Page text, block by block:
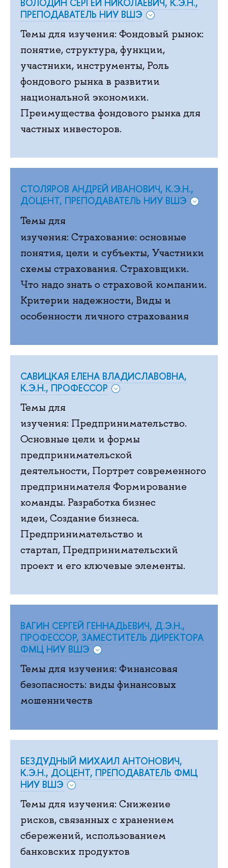
ВОЛОДИН СЕРГЕЙ НИКОЛАЕВИЧ, К.Э.Н.,
ПРЕПОДАВАТЕЛЬ НИУ ВШЭ
Темы для изучения: Фондовый рынок:
понятие, структура, функции,
участники, инструменты, Роль
фондового рынка в развитии
национальной экономики.
Преимущества фондового рынка для
частных инвесторов.
СТОЛЯРОВ АНДРЕЙ ИВАНОВИЧ, К.Э.Н.,
ДОЦЕНТ, ПРЕПОДАВАТЕЛЬ НИУ ВШЭ
Темы для
изучения: Страхование: основные
понятия, цели и субъекты, Участники
схемы страхования. Страховщики.
Что надо знать о страховой компании.
Критерии надежности, Виды и
особенности личного страхования
САВИЦКАЯ ЕЛЕНА ВЛАДИСЛАВОВНА,
К.Э.Н., ПРОФЕССОР
Темы для
изучения: Предпринимательство.
Основные цели и формы
предпринимательской
деятельности, Портрет современного
предпринимателя Формирование
команды. Разработка бизнес
идеи, Создание бизнеса.
Предпринимательство и
стартап, Предпринимательский
проект и его ключевые элементы.
ВАГИН СЕРГЕЙ ГЕННАДЬЕВИЧ, Д.Э.Н.,
ПРОФЕССОР, ЗАМЕСТИТЕЛЬ ДИРЕКТОРА
ФМЦ НИУ ВШЭ
Темы для изучения: Финансовая
безопасность: виды финансовых
мошенничеств
БЕЗДУДНЫЙ МИХАИЛ АНТОНОВИЧ,
К.Э.Н., ДОЦЕНТ, ПРЕПОДАВАТЕЛЬ ФМЦ
НИУ ВШЭ
Темы для изучения: Снижение
рисков, связанных с хранением
сбережений, использованием
банковских продуктов